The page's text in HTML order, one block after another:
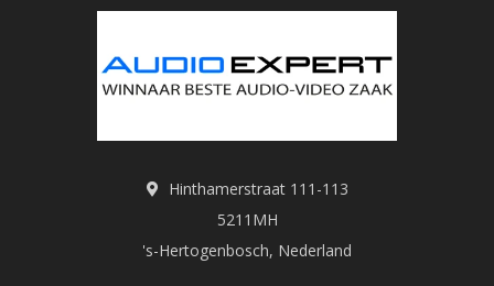
Hinthamerstraat 111-113
5211MH
's-Hertogenbosch, Nederland